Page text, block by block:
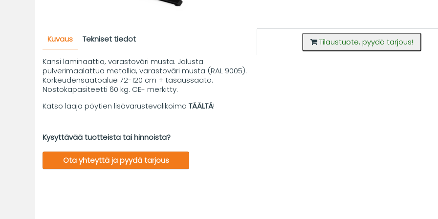
Kuvaus Tekniset tiedot
Kansi laminaattia, varastoväri musta. Jalusta
pulverimaalattua metallia, varastoväri musta (RAL 9005).
Korkeudensäätöalue 72-120 cm + tasaussäätö.
Nostokapasiteetti 60 kg. CE- merkitty.
Katso laaja pöytien lisävarustevalikoima TÄÄLTÄ!
Tilaustuote, pyydä tarjous!
Kysyttävää tuotteista tai hinnoista?
Ota yhteyttä ja pyydä tarjous